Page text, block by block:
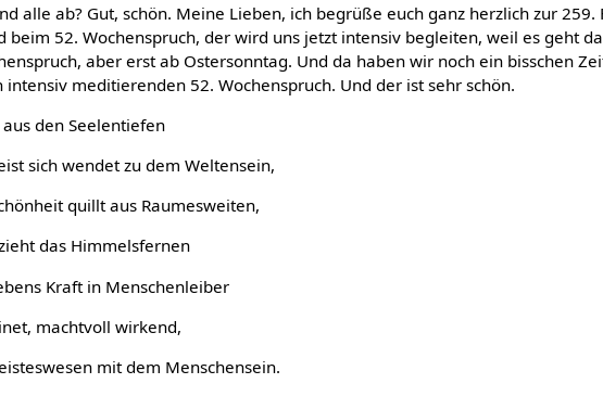
alle ab? Gut, schön. Meine Lieben, ich begrüße euch ganz herzlich zur 259.
beim 52. Wochenspruch, der wird uns jetzt intensiv begleiten, weil es geht
aber erst ab Ostersonntag. Und da haben wir noch ein bisschen
intensiv meditierenden 52. Wochenspruch. Und der ist sehr schön.
den Seelentiefen
sich wendet zu dem Weltensein,
quillt aus Raumesweiten,
das Himmelsfernen
Kraft in Menschenleiber
machtvoll wirkend,
mit dem Menschensein.